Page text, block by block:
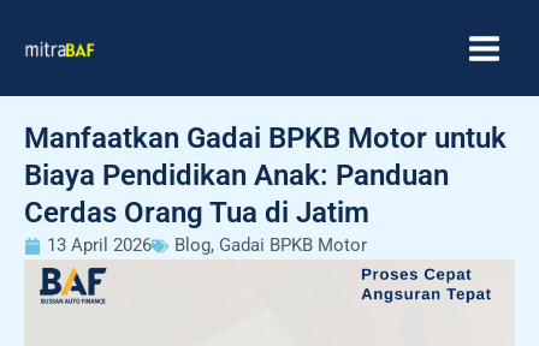
Manfaatkan Gadai BPKB Motor untuk
Biaya Pendidikan Anak: Panduan
Cerdas Orang Tua di Jatim
13 April 2026 Blog, Gadai BPKB Motor